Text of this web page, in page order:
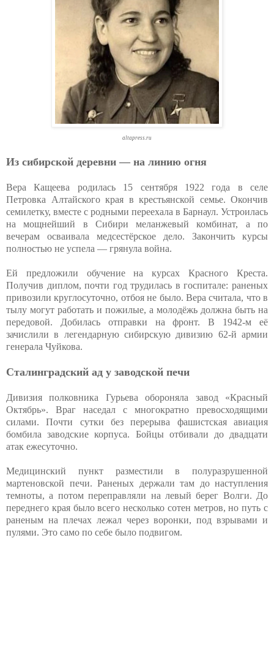
altapress.ru
Из сибирской деревни — на линию огня
Вера Кащеева родилась 15 сентября 1922 года в селе
Петровка Алтайского края в крестьянской семье. Окончив
семилетку, вместе с родными переехала в Барнаул. Устроилась
на мощнейший в Сибири меланжевый комбинат, а по
вечерам осваивала медсестёрское дело. Закончить курсы
полностью не успела — грянула война.
Ей предложили обучение на курсах Красного Креста.
Получив диплом, почти год трудилась в госпитале: раненых
привозили круглосуточно, отбоя не было. Вера считала, что в
тылу могут работать и пожилые, а молодёжь должна быть на
передовой. Добилась отправки на фронт. В 1942-м её
зачислили в легендарную сибирскую дивизию 62-й армии
генерала Чуйкова.
Сталинградский ад у заводской печи
Дивизия полковника Гурьева обороняла завод «Красный
Октябрь». Враг наседал с многократно превосходящими
силами. Почти сутки без перерыва фашистская авиация
бомбила заводские корпуса. Бойцы отбивали до двадцати
атак ежесуточно.
Медицинский пункт разместили в полуразрушенной
мартеновской печи. Раненых держали там до наступления
темноты, а потом переправляли на левый берег Волги. До
переднего края было всего несколько сотен метров, но путь с
раненым на плечах лежал через воронки, под взрывами и
пулями. Это само по себе было подвигом.